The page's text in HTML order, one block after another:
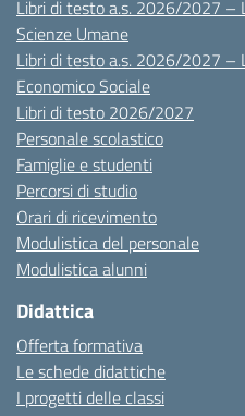
Libri di testo a.s. 2026/2027 –
Scienze Umane
Libri di testo a.s. 2026/2027 –
Economico Sociale
Libri di testo 2026/2027
Personale scolastico
Famiglie e studenti
Percorsi di studio
Orari di ricevimento
Modulistica del personale
Modulistica alunni
Didattica
Offerta formativa
Le schede didattiche
I progetti delle classi